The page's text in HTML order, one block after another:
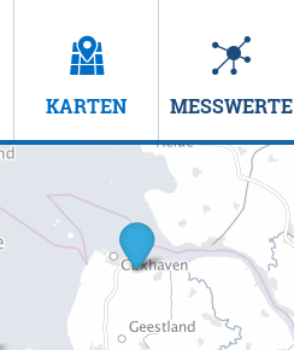
KARTEN MESSWERTE